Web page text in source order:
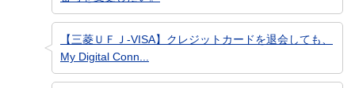
【三菱ＵＦＪ-VISA】クレジットカードを退会しても、
My Digital Conn...